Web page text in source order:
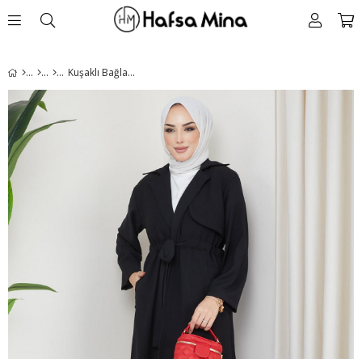
Kuşaklı Bağlamalı Trençkot Siyah